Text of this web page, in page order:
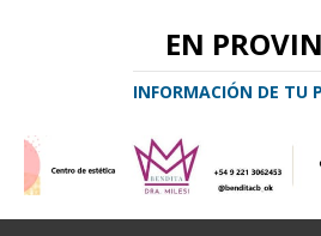
EN
INFORMACIÓN DE TU